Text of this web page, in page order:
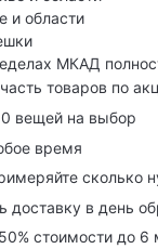
и области
МКАД
товаров по
вещей на выбор
время
сколько
доставку в день
стоимости до 6